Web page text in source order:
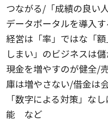
つながる/「成績の良い
データポータルを導入
経営は「率」ではな「
しまい」のビジネスは
現金を増やすのが健全/
庫は増やさない/借金は
「数字による対策」な
能 など